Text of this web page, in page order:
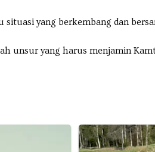
yang berkembang dan
unsur yang harus menjamin